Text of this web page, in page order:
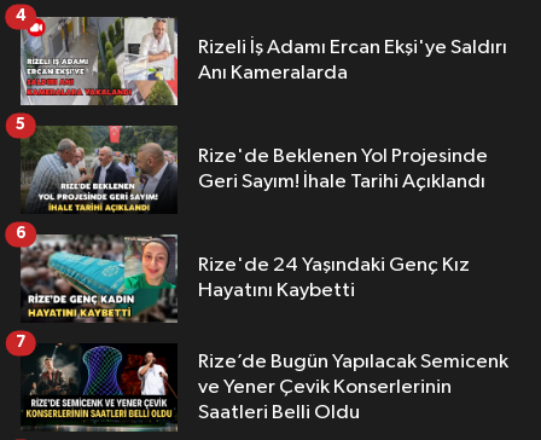
Rizeli İş Adamı Ercan Ekşi'ye Saldırı
Anı Kameralarda
4
Rize'de Beklenen Yol Projesinde
Geri Sayım! İhale Tarihi Açıklandı
5
Rize'de 24 Yaşındaki Genç Kız
Hayatını Kaybetti
6
Rize’de Bugün Yapılacak Semicenk
ve Yener Çevik Konserlerinin
Saatleri Belli Oldu
7